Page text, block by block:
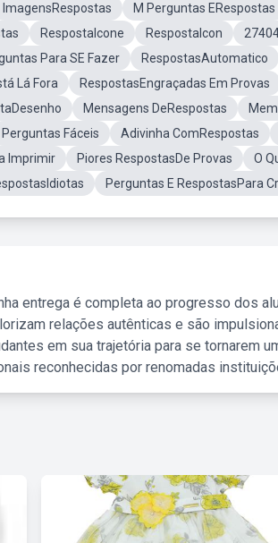
ImagensRespostas M Perguntas ERespostas
RespostaIcone RespostaIcon
Para SE Fazer RespostasAutomatico
Lá Fora RespostasEngraçadas Em Provas
Mensagens DeRespostas
Perguntas Fáceis Adivinha ComRespostas
Imprimir Piores RespostasDe Provas
O
Perguntas E RespostasPara
entrega é completa ao progresso dos
relações autênticas e são
em sua trajetória para se tornarem
reconhecidas por renomadas